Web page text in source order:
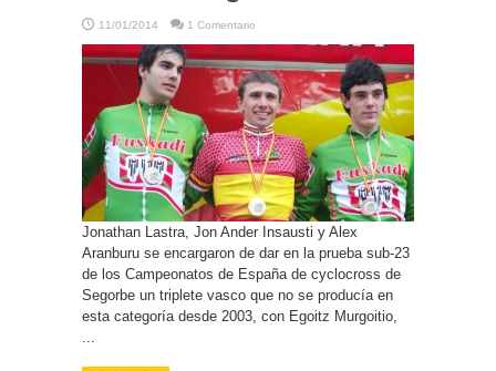
11/01/2014 1 Comentario
Jonathan Lastra, Jon Ander Insausti y Alex
Aranburu se encargaron de dar en la prueba sub-23
de los Campeonatos de España de cyclocross de
Segorbe un triplete vasco que no se producía en
esta categoría desde 2003, con Egoitz Murgoitio,
...